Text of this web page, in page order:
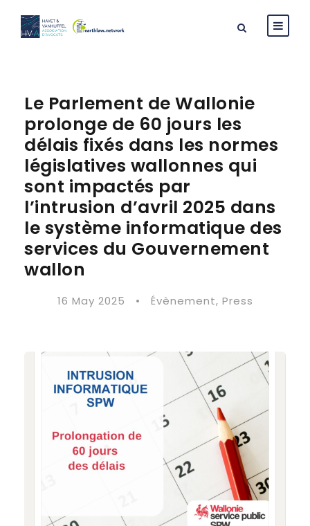
Le Parlement de Wallonie
prolonge de 60 jours les
délais fixés dans les normes
législatives wallonnes qui
sont impactés par
l’intrusion d’avril 2025 dans
le système informatique des
services du Gouvernement
wallon
16 May 2025 • Évènement, Press